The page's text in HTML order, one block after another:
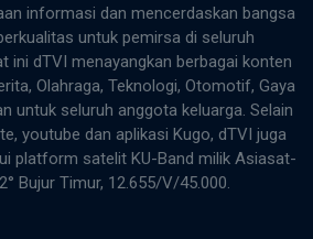
informasi dan mencerdaskan bangsa
untuk pemirsa di seluruh
ini dTVI menayangkan berbagai konten
Olahraga, Teknologi, Otomotif, Gaya
untuk seluruh anggota keluarga. Selain
youtube dan aplikasi Kugo, dTVI juga
platform satelit KU-Band milik Asiasat-
Bujur Timur, 12.655/V/45.000.